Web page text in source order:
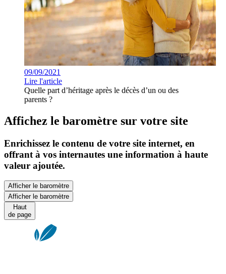
09/09/2021
Lire l'article
Quelle part d’héritage après le décès d’un ou des
parents ?
Affichez le baromètre sur votre site
Enrichissez le contenu de votre site internet, en
offrant à vos internautes une information à haute
valeur ajoutée.
Afficher le baromètre
Afficher le baromètre
Haut
de page